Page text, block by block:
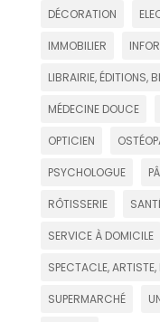
DÉCORATION
IMMOBILIER
LIBRAIRIE, ÉDITIONS,
MÉDECINE DOUCE
OPTICIEN
PSYCHOLOGUE
RÔTISSERIE
SERVICE À DOMICILE
SPECTACLE, ARTISTE,
SUPERMARCHÉ